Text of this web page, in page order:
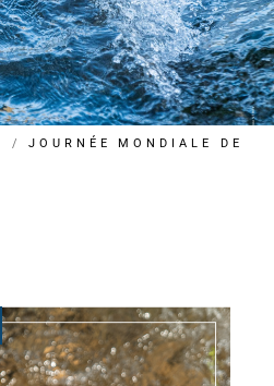
JOURNÉE MONDIALE DE